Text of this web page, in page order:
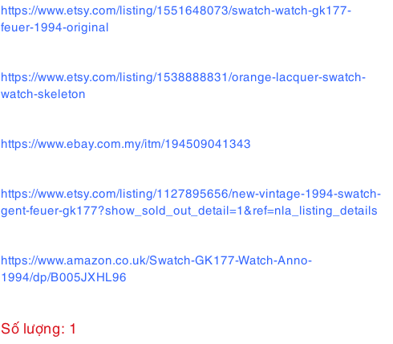
https://www.etsy.com/listing/1551648073/swatch-watch-gk177-
feuer-1994-original
https://www.etsy.com/listing/1538888831/orange-lacquer-swatch-
watch-skeleton
https://www.ebay.com.my/itm/194509041343
https://www.etsy.com/listing/1127895656/new-vintage-1994-swatch-
gent-feuer-gk177?show_sold_out_detail=1&ref=nla_listing_details
https://www.amazon.co.uk/Swatch-GK177-Watch-Anno-
1994/dp/B005JXHL96
Số lượng: 1